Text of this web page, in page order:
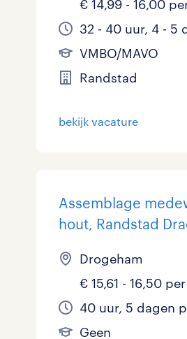
€ 14,99 - 16,00
32 - 40 uur, 4 - 5
VMBO/MAVO
Randstad
bekijk vacature
Assemblage
hout, Randstad
Drogeham
€ 15,61 - 16,50
40 uur, 5 dagen
Geen